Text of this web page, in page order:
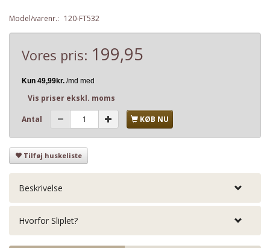
Model/varenr.: 120-FT532
Vores pris: 199,95
Vis priser ekskl. moms
Antal KØB NU
Tilføj huskeliste
Beskrivelse
Hvorfor Sliplet?